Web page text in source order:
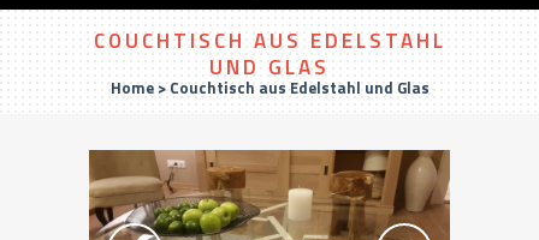
COUCHTISCH AUS EDELSTAHL
UND GLAS
Home> Couchtisch aus Edelstahl und Glas